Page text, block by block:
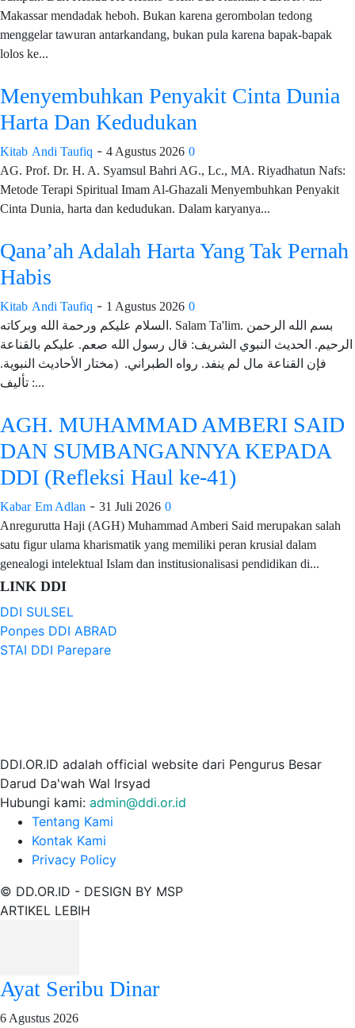
Makassar mendadak heboh. Bukan karena gerombolan tedong
menggelar tawuran antarkandang, bukan pula karena bapak-bapak
lolos ke...
Menyembuhkan Penyakit Cinta Dunia
Harta Dan Kedudukan
Kitab Andi Taufiq - 4 Agustus 2026 0
AG. Prof. Dr. H. A. Syamsul Bahri AG., Lc., MA. Riyadhatun Nafs:
Metode Terapi Spiritual Imam Al-Ghazali Menyembuhkan Penyakit
Cinta Dunia, harta dan kedudukan. Dalam karyanya...
Qana’ah Adalah Harta Yang Tak Pernah
Habis
Kitab Andi Taufiq - 1 Agustus 2026 0
السلام عليكم ورحمة الله وبركاته. Salam Ta'lim. بسم الله الرحمن
الرحيم. الحديث النبوي الشريف: قال رسول الله صعم. عليكم بالقناعة
فإن القناعة مال لم ينفد. رواه الطبراني. (مختار الأحاديث النبوية.
تأليف :...
AGH. MUHAMMAD AMBERI SAID
DAN SUMBANGANNYA KEPADA
DDI (Refleksi Haul ke-41)
Kabar Em Adlan - 31 Juli 2026 0
Anregurutta Haji (AGH) Muhammad Amberi Said merupakan salah
satu figur ulama kharismatik yang memiliki peran krusial dalam
genealogi intelektual Islam dan institusionalisasi pendidikan di...
LINK DDI
DDI SULSEL
Ponpes DDI ABRAD
STAI DDI Parepare
DDI.OR.ID adalah official website dari Pengurus Besar
Darud Da'wah Wal Irsyad
Hubungi kami: admin@ddi.or.id
Tentang Kami
Kontak Kami
Privacy Policy
© DD.OR.ID - DESIGN BY MSP
ARTIKEL LEBIH
Ayat Seribu Dinar
6 Agustus 2026